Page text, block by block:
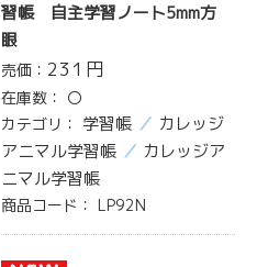
習帳 自主学習ノート5mm方
眼
売価： 231 円
在庫数： 〇
カテゴリ： 学習帳
カレッジ
アニマル学習帳
カレッジア
ニマル学習帳
商品コード： LP92N